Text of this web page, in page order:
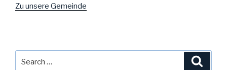
Zu unsere Gemeinde